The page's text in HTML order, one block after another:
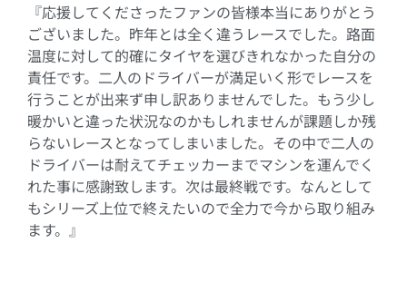
『応援してくださったファンの皆様本当にありがとう
ございました。昨年とは全く違うレースでした。路面
温度に対して的確にタイヤを選びきれなかった自分の
責任です。二人のドライバーが満足いく形でレースを
行うことが出来ず申し訳ありませんでした。もう少し
暖かいと違った状況なのかもしれませんが課題しか残
らないレースとなってしまいました。その中で二人の
ドライバーは耐えてチェッカーまでマシンを運んでく
れた事に感謝致します。次は最終戦です。なんとして
もシリーズ上位で終えたいので全力で今から取り組み
ます。』